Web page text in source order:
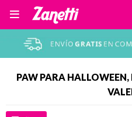

PAW PARA